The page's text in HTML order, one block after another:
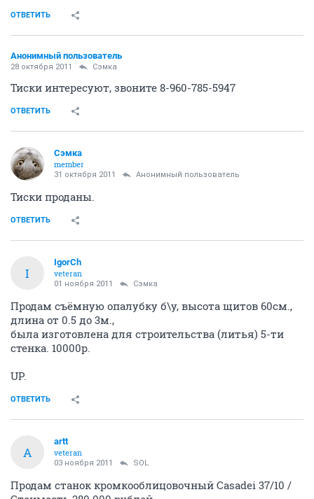
ОТВЕТИТЬ
Анонимный пользователь
28 октября 2011 Сэмка
Тиски интересуют, звоните 8-960-785-5947
ОТВЕТИТЬ
Сэмка
member
31 октября 2011 Анонимный пользователь
Тиски проданы.
ОТВЕТИТЬ
I
IgorCh
veteran
01 ноября 2011 Сэмка
Продам съёмную опалубку б\у, высота щитов 60см.,
длина от 0.5 до 3м.,
была изготовлена для строительства (литья) 5-ти
стенка. 10000р.
UP.
ОТВЕТИТЬ
A
artt
veteran
03 ноября 2011 SOL
Продам станок кромкооблицовочный Сasadei 37/10 /